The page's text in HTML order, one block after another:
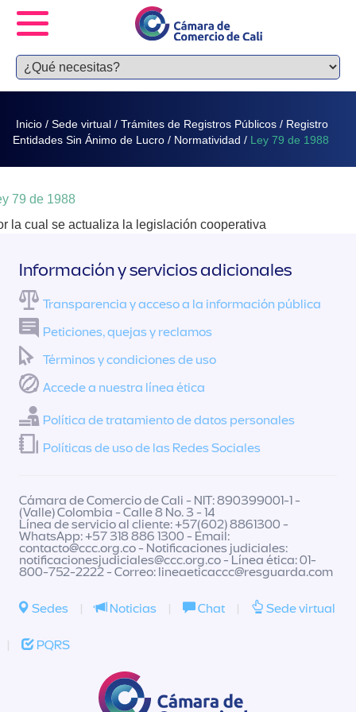
Inicio / Sede virtual / Trámites de Registros Públicos / Registro
Entidades Sin Ánimo de Lucro / Normatividad / Ley 79 de 1988
79 de 1988
la cual se actualiza la legislación cooperativa
Información y servicios adicionales
Transparencia y acceso a la información pública
Peticiones, quejas y reclamos
Términos y condiciones de uso
Accede a nuestra línea ética
Política de tratamiento de datos personales
Políticas de uso de las Redes Sociales
Cámara de Comercio de Cali - NIT: 890399001-1 -
(Valle) Colombia - Calle 8 No. 3 - 14
Línea de servicio al cliente: +57(602) 8861300 -
WhatsApp: +57 318 886 1300 - Email:
contacto@ccc.org.co- Notificaciones judiciales:
notificacionesjudiciales@ccc.org.co- Línea ética: 01-
800-752-2222 - Correo: lineaeticaccc@resguarda.com
Sedes | Noticias | Chat | Sede virtual
| PQRS